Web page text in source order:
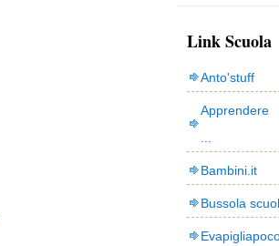
Link Scuola
Anto'stuff
Bambini.it
Bussola